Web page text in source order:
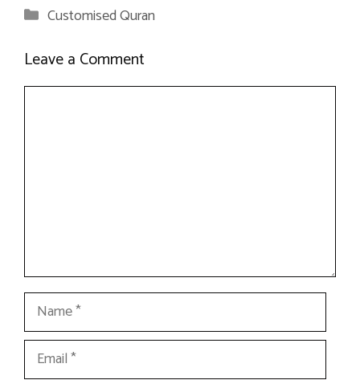
Categories
Customised Quran
Leave a Comment
Name
Email